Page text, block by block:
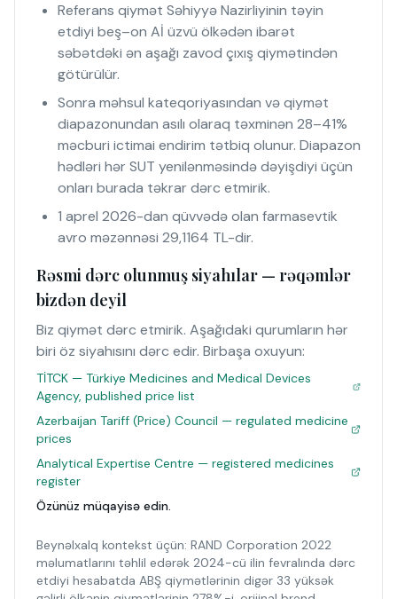
Referans qiymət Səhiyyə Nazirliyinin təyin
etdiyi beş–on Aİ üzvü ölkədən ibarət
səbətdəki ən aşağı zavod çıxış qiymətindən
götürülür.
Sonra məhsul kateqoriyasından və qiymət
diapazonundan asılı olaraq təxminən 28–41%
məcburi ictimai endirim tətbiq olunur. Diapazon
hədləri hər SUT yenilənməsində dəyişdiyi üçün
onları burada təkrar dərc etmirik.
1 aprel 2026-dan qüvvədə olan farmasevtik
avro məzənnəsi 29,1164 TL-dir.
Rəsmi dərc olunmuş siyahılar — rəqəmlər
bizdən deyil
Biz qiymət dərc etmirik. Aşağıdaki qurumların hər
biri öz siyahısını dərc edir. Birbaşa oxuyun:
TİTCK — Türkiye Medicines and Medical Devices
Agency, published price list
Azerbaijan Tariff (Price) Council — regulated medicine
prices
Analytical Expertise Centre — registered medicines
register
Özünüz müqayisə edin.
Beynəlxalq kontekst üçün: RAND Corporation 2022
məlumatlarını təhlil edərək 2024-cü ilin fevralında dərc
etdiyi hesabatda ABŞ qiymətlərinin digər 33 yüksək